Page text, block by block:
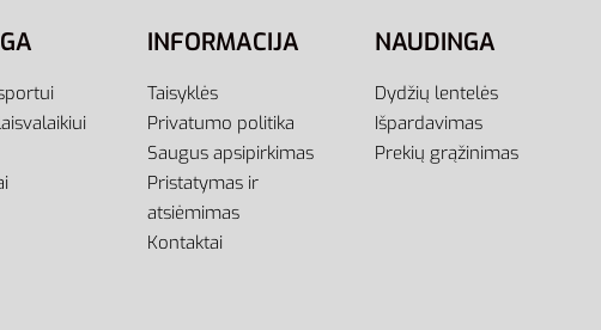
INFORMACIJA
Taisyklės
Privatumo politika
Saugus apsipirkimas
Pristatymas ir
atsiėmimas
Kontaktai
NAUDINGA
Dydžių lentelės
Išpardavimas
Prekių grąžinimas